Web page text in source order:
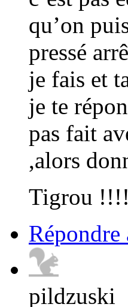
qu’on
pressé
je fais et
je te
pas fait
,alors
Tigrou
Répondre
pildzuski